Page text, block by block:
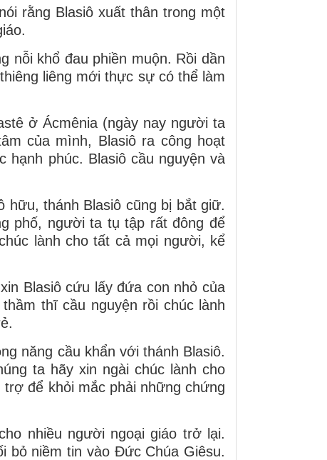
rằng Blasiô xuất thân trong một
nỗi khổ đau phiền muộn. Rồi dần
liêng mới thực sự có thể làm
ở Ácmênia (ngày nay người ta
của mình, Blasiô ra công hoạt
hạnh phúc. Blasiô cầu nguyện và
hữu, thánh Blasiô cũng bị bắt giữ.
phố, người ta tụ tập rất đông để
lành cho tất cả mọi người, kể
Blasiô cứu lấy đứa con nhỏ của
thĩ cầu nguyện rồi chúc lành
năng cầu khẩn với thánh Blasiô.
ta hãy xin ngài chúc lành cho
để khỏi mắc phải những chứng
nhiều người ngoại giáo trở lại.
bỏ niềm tin vào Đức Chúa Giêsu.